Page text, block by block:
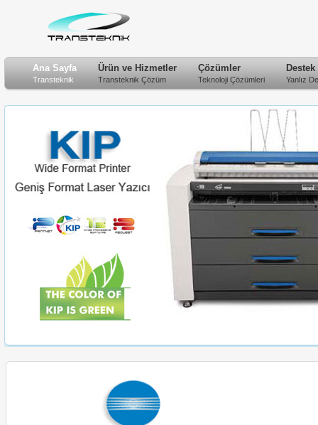
Ana Sayfa
Transteknik
Ürün ve Hizmetler
Transteknik Çözüm
Çözümler
Teknoloji Çözümleri
Destek
Yanlız